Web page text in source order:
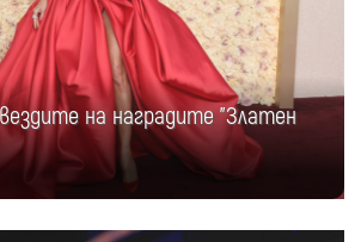
на наградите "Златен